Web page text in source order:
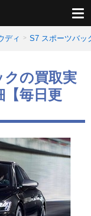
ディ S7 スポーツバッ
の買取実
【毎日更